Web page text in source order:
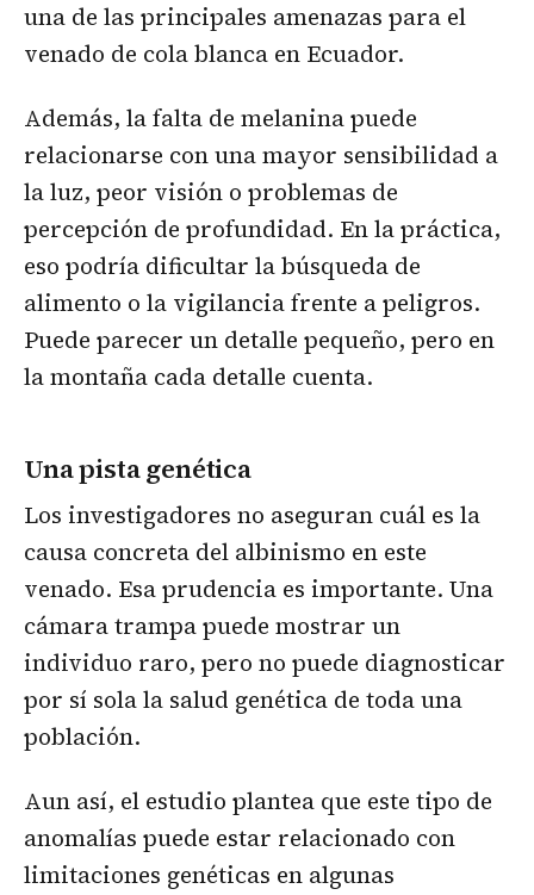
una de las principales amenazas para el
venado de cola blanca en Ecuador.
Además, la falta de melanina puede
relacionarse con una mayor sensibilidad a
la luz, peor visión o problemas de
percepción de profundidad. En la práctica,
eso podría dificultar la búsqueda de
alimento o la vigilancia frente a peligros.
Puede parecer un detalle pequeño, pero en
la montaña cada detalle cuenta.
Una pista genética
Los investigadores no aseguran cuál es la
causa concreta del albinismo en este
venado. Esa prudencia es importante. Una
cámara trampa puede mostrar un
individuo raro, pero no puede diagnosticar
por sí sola la salud genética de toda una
población.
Aun así, el estudio plantea que este tipo de
anomalías puede estar relacionado con
limitaciones genéticas en algunas